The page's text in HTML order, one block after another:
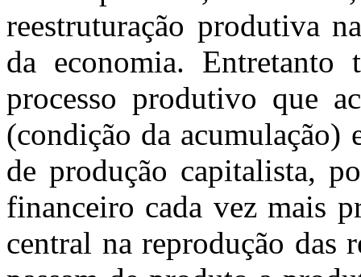
reestruturação produtiva
da economia. Entretanto
processo produtivo que
(condição da acumulação)
de produção capitalista,
financeiro cada vez mais
central na reprodução das